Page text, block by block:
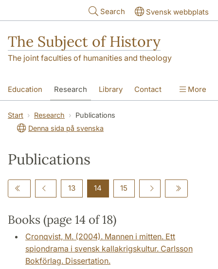
Search Svensk webbplats
The Subject of History
The joint faculties of humanities and theology
Education Research Library Contact
About us Accessibility
More
Start Research
Publications
Denna sida på svenska
Publications
13 14 15
Books (page 14 of 18)
Cronqvist, M. (2004). Mannen i mitten. Ett
spiondrama i svensk kallakrigskultur. Carlsson
Bokförlag. Dissertation.